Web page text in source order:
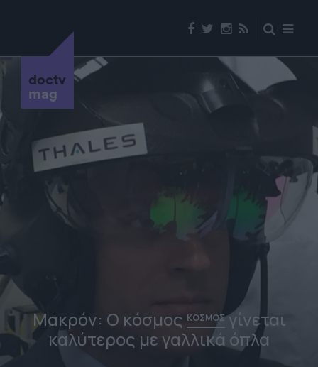
doctv
mag
Μακρόν: Ο κόσμος ΚΟΣΜΟΣγίνεται
καλύτερος με γαλλικά όπλα